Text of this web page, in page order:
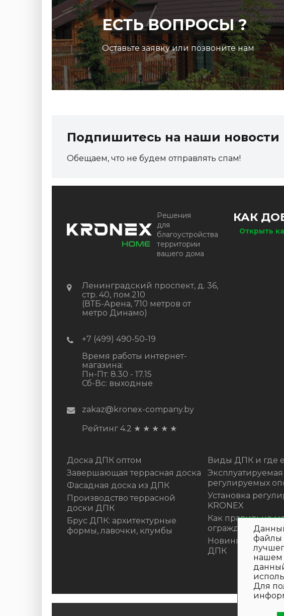
ЕСТЬ ВОПРОСЫ ?
Оставьте заявку или позвоните нам
Подпишитесь на наши новости
Обещаем, что не будем отправлять спам!
Решения
для
благоустройства
территории
вашего дома
Ленинградский проспект, д. 36,
стр. 40, пом.210
(ВТБ-Арена, 710 метров от
метро Динамо)
+7 (499) 490-50-19
Время работы интернет-
магазина:
Пн-Пт: 8.30 - 17.15
Сб-Вс: выходные
zakaz@kronex-company.by
Рейтинг 4.2 ★ ★ ★ ★ ★
КАК
Открыть
Доска ДПК оптом
Завершающая террасная доска
Фасадная доска из ДПК
Производство террасной
доски ДПК
Брус ДПК: архитектурные
формы, лавочки, клумбы
Виды ДПК и где
регулируемых
Установка
KRONEX
Как правильно
ограждения из
Новинка!
ДПК
файлы
нашем
Для